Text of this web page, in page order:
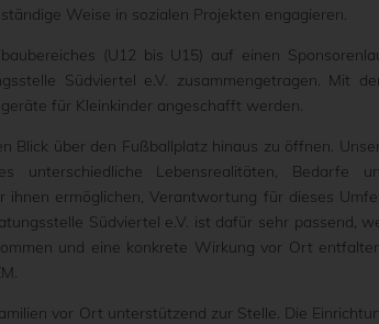
Weise in sozialen Projekten engagieren.
(U12 bis U15) auf einen
Südviertel e.V. zusammengetragen. Mit
für Kleinkinder angeschafft werden.
Blick über den Fußballplatz hinaus zu öffnen.
Lebensrealitäten, Bedarfe
ermöglichen, Verantwortung für dieses
Südviertel e.V. ist dafür sehr passend,
und eine konkrete Wirkung vor Ort
vor Ort unterstützend zur Stelle. Die